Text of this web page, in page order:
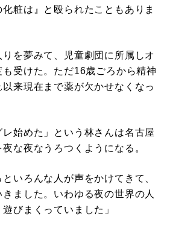
粧は』と殴られたこともありま
を夢みて、児童劇団に所属しオ
受けた。ただ16歳ごろから精神
来現在まで薬が欠かせなくなっ
始めた」という林さんは名古屋
な夜なうろつくようになる。
といろんな人が声をかけてきて、
ました。いわゆる夜の世界の人
びまくっていました」